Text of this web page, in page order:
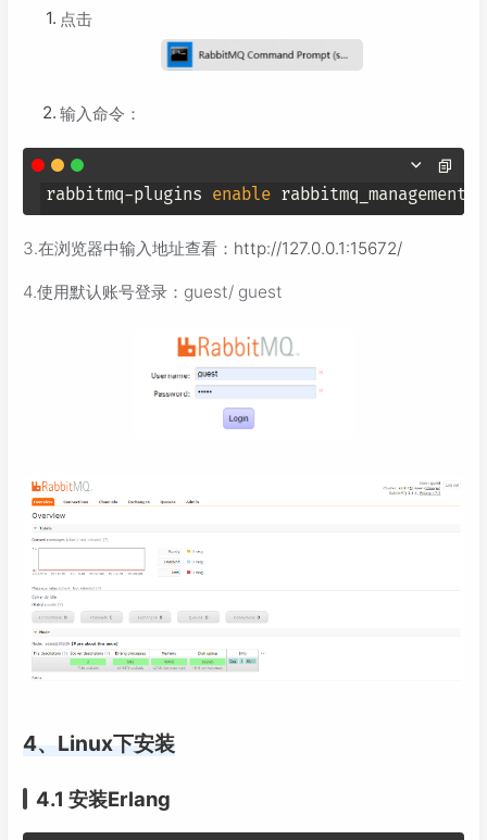
点击
输入命令：
rabbitmq-plugins enable rabbitmq_management
3.在浏览器中输入地址查看： http://127.0.0.1:15672/
4.使用默认账号登录：guest/ guest
4、Linux下安装
4.1 安装Erlang